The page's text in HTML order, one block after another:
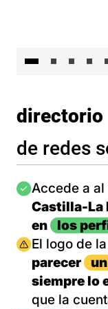
directorio
de redes
Imagen
Accede a
Castilla-La
en
los
Imagen
El logo de
parecer
siempre lo
que la